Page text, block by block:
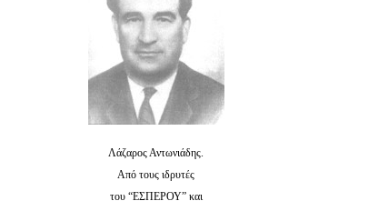
Λάζαρος Αντωνιάδης.
Από τους ιδρυτές
του “ΕΣΠΕΡΟΥ” και